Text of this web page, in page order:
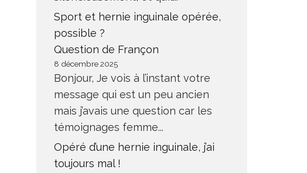
Sport et hernie inguinale opérée,
possible ?
Question de Françon
8 décembre 2025
Bonjour, Je vois à l’instant votre
message qui est un peu ancien
mais j’avais une question car les
témoignages femme...
Opéré d’une hernie inguinale, j’ai
toujours mal !